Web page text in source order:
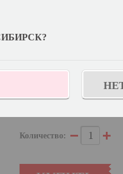
до глубинного сине-чёрного
Количество: